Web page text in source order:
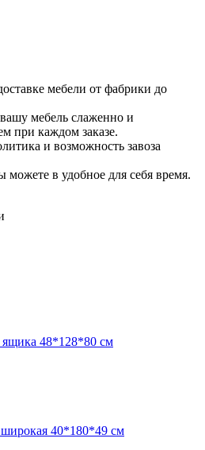
мебели от фабрики до
мебель слаженно и
при каждом заказе.
и возможность завоза
в удобное для себя время.
ящика 48*128*80 см
40*180*49 см